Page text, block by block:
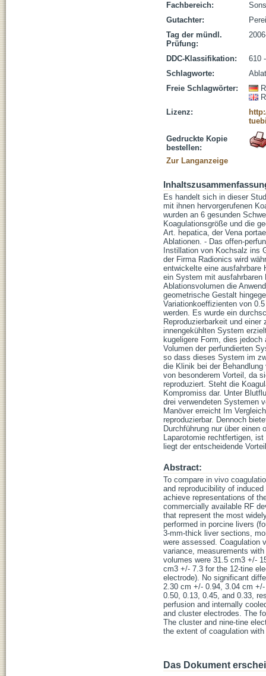
Fachbereich:
Gutachter:
Tag der mündl.
Prüfung:
DDC-Klassifikation:
610
Schlagworte:
Freie Schlagwörter:
Lizenz:
Gedruckte Kopie
bestellen:
Zur Langanzeige
Es handelt sich in dieser
mit ihnen hervorgerufenen
wurden an 6 gesunden
Koagulationsgröße und die
Art. hepatica, der Vena
Ablationen. - Das offen-
Instillation von Kochsalz ins
der Firma Radionics wird
entwickelte eine ausfahrbare
ein System mit ausfahrbaren
Ablationsvolumen die
geometrische Gestalt
Variationkoeffizienten von
werden. Es wurde ein
Reproduzierbarkeit und
innengekühlten System
kugeligere Form, dies
Volumen der perfundierten
so dass dieses System im
die Klinik bei der
von besonderem Vorteil, da
reproduziert. Steht die
Kompromiss dar. Unter
drei verwendeten Systemen
Manöver erreicht Im
reproduzierbar. Dennoch
Durchführung nur über einen
Laparotomie rechtfertigen,
liegt der entscheidende
Abstract:
To compare in vivo
and reproducibility of
achieve representations of
commercially available RF
that represent the most
performed in porcine livers
3-mm-thick liver sections,
were assessed. Coagulation
variance, measurements
volumes were 31.5 cm3 +/-
cm3 +/- 7.3 for the 12-tine
electrode). No significant
2.30 cm +/- 0.94, 3.04 cm
0.50, 0.13, 0.45, and 0.33,
perfusion and internally
and cluster electrodes. The
The cluster and nine-tine
the extent of coagulation
Das Dokument